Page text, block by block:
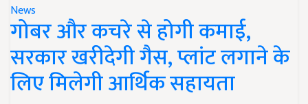
News
गोबर और कचरे से होगी कमाई,
सरकार खरीदेगी गैस, प्लांट लगाने के
लिए मिलेगी आर्थिक सहायता